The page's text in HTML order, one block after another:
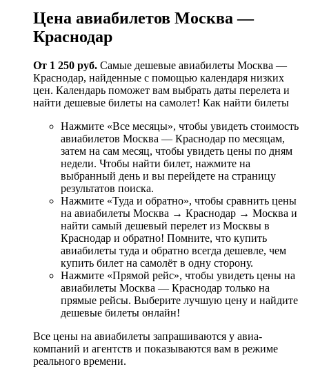
Цена авиабилетов Москва —
Краснодар
От 1 250 руб. Cамые дешевые авиабилеты Москва —
Краснодар, найденные с помощью календаря низких
цен. Календарь поможет вам выбрать даты перелета и
найти дешевые билеты на самолет! Как найти билеты
Нажмите «Все месяцы», чтобы увидеть стоимость
авиабилетов Москва — Краснодар по месяцам,
затем на сам месяц, чтобы увидеть цены по дням
недели. Чтобы найти билет, нажмите на
выбранный день и вы перейдете на страницу
результатов поиска.
Нажмите «Туда и обратно», чтобы сравнить цены
на авиабилеты Москва → Краснодар → Москва и
найти самый дешевый перелет из Москвы в
Краснодар и обратно! Помните, что купить
авиабилеты туда и обратно всегда дешевле, чем
купить билет на самолёт в одну сторону.
Нажмите «Прямой рейс», чтобы увидеть цены на
авиабилеты Москва — Краснодар только на
прямые рейсы. Выберите лучшую цену и найдите
дешевые билеты онлайн!
Все цены на авиабилеты запрашиваются у авиа­
компаний и агентств и показываются вам в режиме
реального времени.